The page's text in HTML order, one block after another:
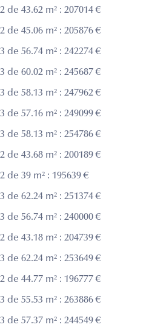
43.62 m² : 207014 €
45.06 m² : 205876 €
56.74 m² : 242274 €
60.02 m² : 245687 €
58.13 m² : 247962 €
57.16 m² : 249099 €
58.13 m² : 254786 €
43.68 m² : 200189 €
39 m² : 195639 €
62.24 m² : 251374 €
56.74 m² : 240000 €
43.18 m² : 204739 €
62.24 m² : 253649 €
44.77 m² : 196777 €
55.53 m² : 263886 €
57.37 m² : 244549 €